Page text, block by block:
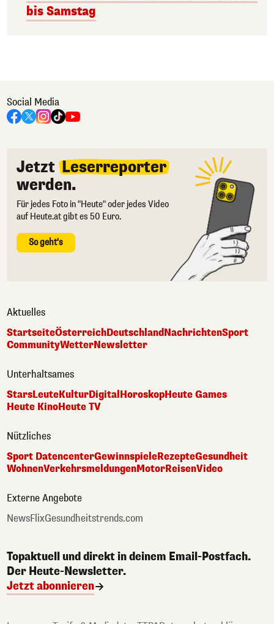
bis Samstag
Social Media
Jetzt Leserreporter
werden.
Für jedes Foto in "Heute" oder jedes Video
auf Heute.at gibt es 50 Euro.
So geht's
Aktuelles
StartseiteÖsterreichDeutschlandNachrichtenSport
CommunityWetterNewsletter
Unterhaltsames
StarsLeuteKulturDigital HoroskopHeute Games
Heute KinoHeute TV
Nützliches
Sport DatencenterGewinnspieleRezepteGesundheit
WohnenVerkehrsmeldungenMotorReisenVideo
Externe Angebote
NewsFlixGesundheitstrends.com
Topaktuell und direkt in deinem Email-Postfach.
Der Heute-Newsletter.
Jetzt abonnieren